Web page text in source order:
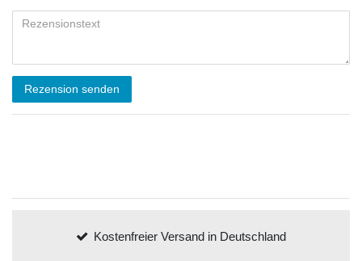
Rezension senden
Kostenfreier Versand in Deutschland